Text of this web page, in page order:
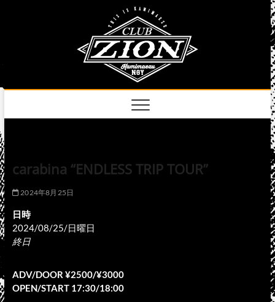
carabina “ENDLESS TRIP TOUR”
2024年8月25日
日時
2024/08/25/日曜日
終日
ADV/DOOR ¥2500/¥3000
OPEN/START 17:30/18:00